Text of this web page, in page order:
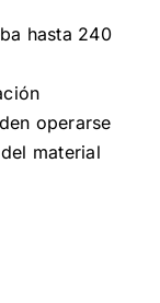
hasta 240
operarse
material